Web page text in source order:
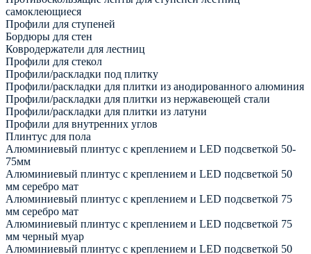
самоклеющиеся
Профили для ступеней
Бордюры для стен
Ковродержатели для лестниц
Профили для стекол
Профили/раскладки под плитку
Профили/раскладки для плитки из анодированного алюминия
Профили/раскладки для плитки из нержавеющей стали
Профили/раскладки для плитки из латуни
Профили для внутренних углов
Плинтус для пола
Алюминиевый плинтус с креплением и LED подсветкой 50-
75мм
Алюминиевый плинтус с креплением и LED подсветкой 50
мм серебро мат
Алюминиевый плинтус с креплением и LED подсветкой 75
мм серебро мат
Алюминиевый плинтус с креплением и LED подсветкой 75
мм черный муар
Алюминиевый плинтус с креплением и LED подсветкой 50